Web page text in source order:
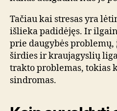
Tačiau kai stresas yra
išlieka padidėjęs. Ir
prie daugybės
širdies ir kraujagyslių
trakto problemas, tokias
sindromas.